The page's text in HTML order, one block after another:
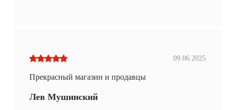
09.06.2025
Прекрасный магазин и продавцы
Лев Мушинский